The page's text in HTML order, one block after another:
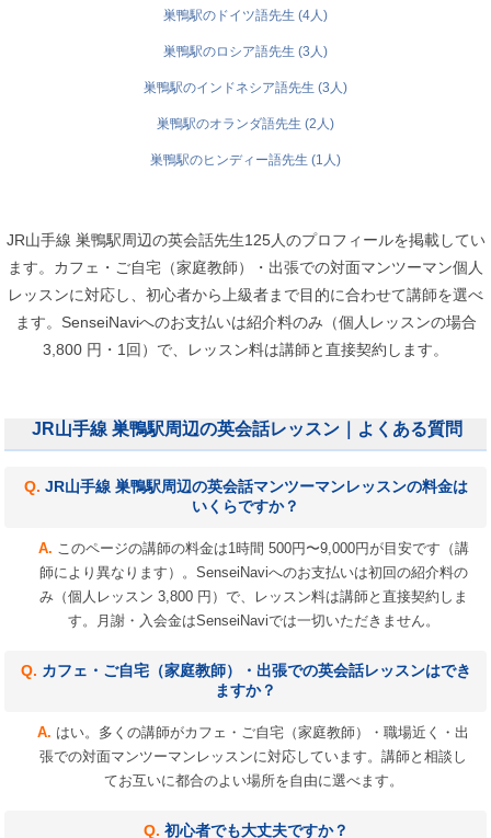
巣鴨駅のドイツ語先生 (4人)
巣鴨駅のロシア語先生 (3人)
巣鴨駅のインドネシア語先生 (3人)
巣鴨駅のオランダ語先生 (2人)
巣鴨駅のヒンディー語先生 (1人)
JR山手線 巣鴨駅周辺の英会話先生125人のプロフィールを掲載してい
ます。カフェ・ご自宅（家庭教師）・出張での対面マンツーマン個人
レッスンに対応し、初心者から上級者まで目的に合わせて講師を選べ
ます。SenseiNaviへのお支払いは紹介料のみ（個人レッスンの場合
3,800 円・1回）で、レッスン料は講師と直接契約します。
JR山手線 巣鴨駅周辺の英会話レッスン｜よくある質問
JR山手線 巣鴨駅周辺の英会話マンツーマンレッスンの料金は
いくらですか？
このページの講師の料金は1時間 500円〜9,000円が目安です（講
師により異なります）。SenseiNaviへのお支払いは初回の紹介料の
み（個人レッスン 3,800 円）で、レッスン料は講師と直接契約しま
す。月謝・入会金はSenseiNaviでは一切いただきません。
カフェ・ご自宅（家庭教師）・出張での英会話レッスンはでき
ますか？
はい。多くの講師がカフェ・ご自宅（家庭教師）・職場近く・出
張での対面マンツーマンレッスンに対応しています。講師と相談し
てお互いに都合のよい場所を自由に選べます。
初心者でも大丈夫ですか？